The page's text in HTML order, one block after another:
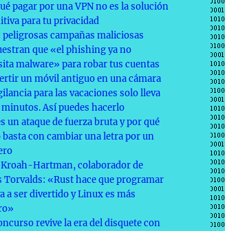
pagar por una VPN no es la solución
para tu privacidad
peligrosas campañas maliciosas
que «el phishing ya no
malware» para robar tus cuentas
un móvil antiguo en una cámara
para las vacaciones solo lleva
Así puedes hacerlo
un ataque de fuerza bruta y por qué
basta con cambiar una letra por un
Kroah-Hartman, colaborador de
Torvalds: «Rust hace que programar
a ser divertido y Linux es más
revive la era del disquete con